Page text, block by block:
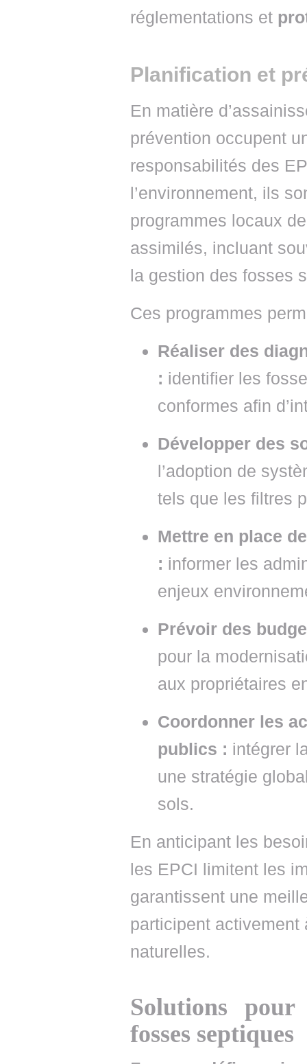
réglementations et
Planification et
En matière
prévention occupent
responsabilités des
l’environnement, ils
programmes locaux
assimilés, incluant
la gestion des fosses
Ces programmes
Réaliser des
: identifier les
conformes afin
Développer des
l’adoption de
tels que les filtres
Mettre en place
: informer les
enjeux
Prévoir des
pour la
aux propriétaires
Coordonner les
publics : intégrer
une stratégie
sols.
En anticipant les
les EPCI limitent les
garantissent une
participent activement
naturelles.
Solutions
fosses septiques